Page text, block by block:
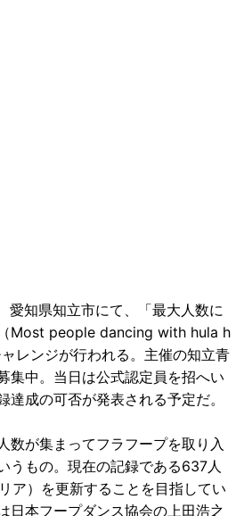
愛知県知立市にて、「最大人数に
Most people dancing with hula h
レンジが行われる。主催の知立青
集中。当日は公式認定員を招へい
達成の可否が発表される予定だ。
数が集まってフラフープを取り入
うもの。現在の記録である637人
ア）を更新することを目指してい
日本フープダンス協会の上田浩之